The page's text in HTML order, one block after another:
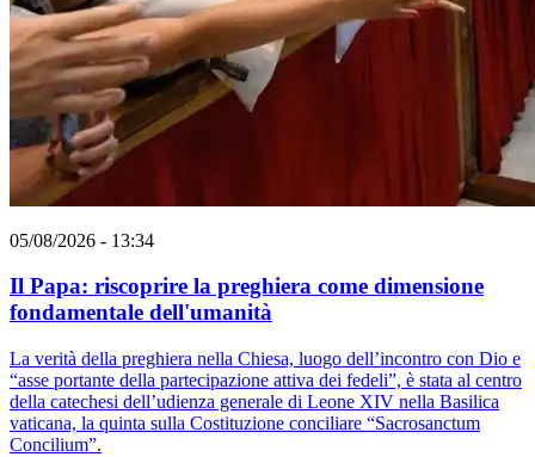
05/08/2026 - 13:34
Il Papa: riscoprire la preghiera come dimensione
fondamentale dell'umanità
La verità della preghiera nella Chiesa, luogo dell’incontro con Dio e
“asse portante della partecipazione attiva dei fedeli”, è stata al centro
della catechesi dell’udienza generale di Leone XIV nella Basilica
vaticana, la quinta sulla Costituzione conciliare “Sacrosanctum
Concilium”.